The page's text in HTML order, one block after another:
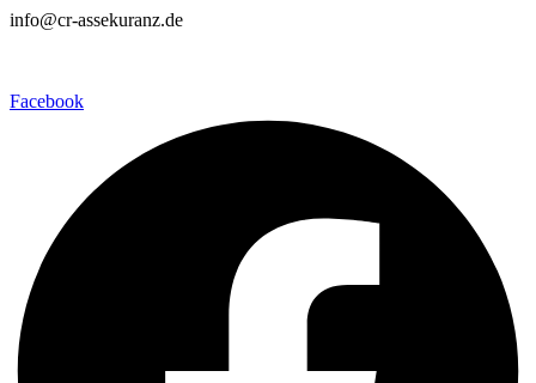
info@cr-assekuranz.de
Facebook